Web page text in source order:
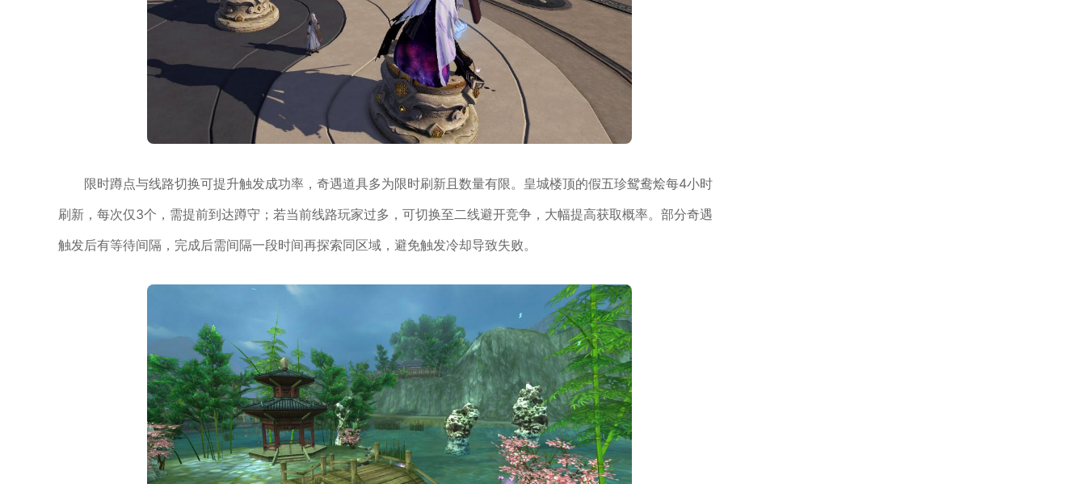
限时蹲点与线路切换可提升触发成功率，奇遇道具多为限时刷新且数量有限。皇城楼顶的假五珍鸳鸯烩每4小时
刷新，每次仅3个，需提前到达蹲守；若当前线路玩家过多，可切换至二线避开竞争，大幅提高获取概率。部分奇遇
触发后有等待间隔，完成后需间隔一段时间再探索同区域，避免触发冷却导致失败。